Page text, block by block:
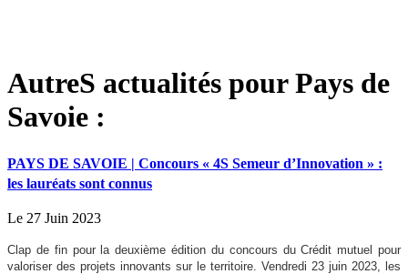
AutreS actualités pour Pays de
Savoie :
PAYS DE SAVOIE | Concours « 4S Semeur d’Innovation » :
les lauréats sont connus
Le 27 Juin 2023
Clap de fin pour la deuxième édition du concours du Crédit mutuel pour
valoriser des projets innovants sur le territoire. Vendredi 23 juin 2023, les